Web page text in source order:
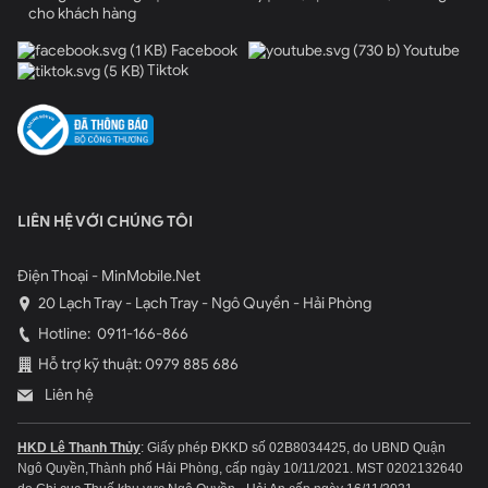
Watch 3 có thể kết nối được với hầu hết các thiết bị smartphone
smartphone của Samsung, bạn sẽ càng có thêm nhiều tính năng
hay ho hơn nữa.
Đồng hồ thông minh Samsung mới này được trang bị 40 chế độ
và 120 video luyện tập thông qua ứng dụng Samsung Health. Hệ
bước chân, quãng đường đi sẽ luôn được cập nhật liên tục.
cho khách hàng
Facebook
Youtube
Tiktok
LIÊN HỆ VỚI CHÚNG TÔI
Điện Thoại - MinMobile.Net
20 Lạch Tray - Lạch Tray - Ngô Quyền - Hải Phòng
Hotline: 0911-166-866
Hỗ trợ kỹ thuật: 0979 885 686
Liên hệ
HKD Lê Thanh Thủy: Giấy phép ĐKKD số 02B8034425, do UBND Quận
Ngô Quyền,Thành phố Hải Phòng, cấp ngày 10/11/2021. MST 0202132640